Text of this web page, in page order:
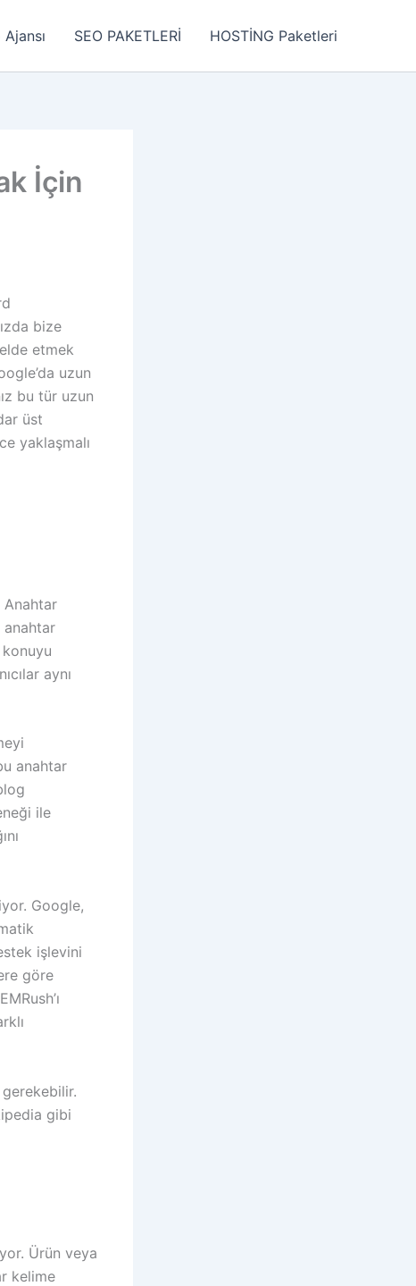
SEO PAKETLERİ HOSTİNG Paketleri
İçin
bize
etmek
uzun
bu tür uzun
üst
yaklaşmalı
Anahtar
anahtar
aynı
anahtar
ile
Google,
işlevini
göre
gibi
Ürün veya
kelime